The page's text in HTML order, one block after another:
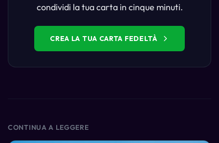
condividi la tua carta in cinque minuti.
CREA LA TUA CARTA FEDELTÀ
CONTINUA A LEGGERE